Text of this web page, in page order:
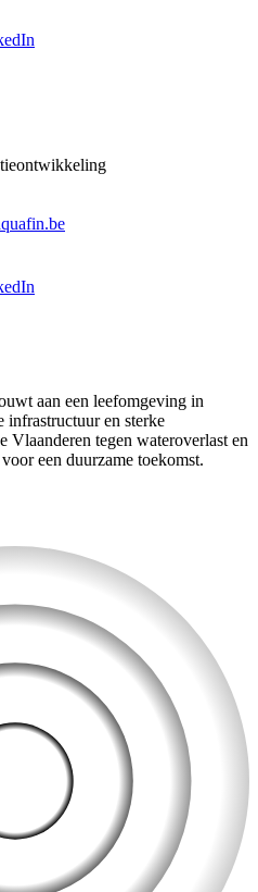
aan een leefomgeving in
infrastructuur en sterke
Vlaanderen tegen wateroverlast en
een duurzame toekomst.